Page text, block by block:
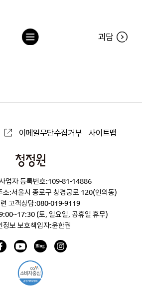
괴담
목
이메일무단수집거부 사이트맵
청
원
업자 등록번호:109-81-14886
소:서울시 종로구 창경궁로 120(인의동)
고객상담:080-019-9119
(토, 일요일, 공휴일 휴무)
정보 보호책임자:윤한권